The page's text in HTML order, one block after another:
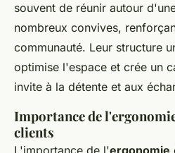
souvent de réunir autour
nombreux convives,
communauté. Leur structure
optimise l'espace et crée un
invite à la détente et aux
Importance de
clients